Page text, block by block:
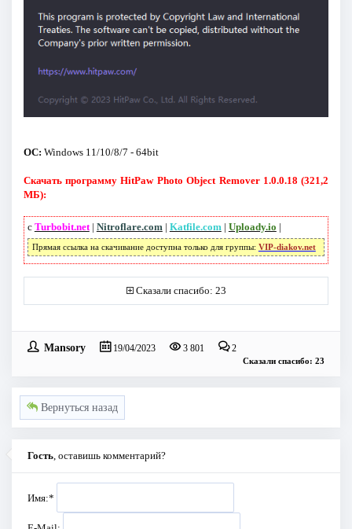
ОС: Windows 11/10/8/7 - 64bit
Скачать программу HitPaw Photo Object Remover 1.0.0.18 (321,2
МБ):
с Turbobit.net| Nitroflare.com| Katfile.com| Uploady.io |
Прямая ссылка на скачивание доступна только для группы: VIP-diakov.net
Сказали спасибо: 23
Mansory 19/04/2023 3 801 2
Сказали спасибо: 23
Вернуться назад
Гость, оставишь комментарий?
Имя:*